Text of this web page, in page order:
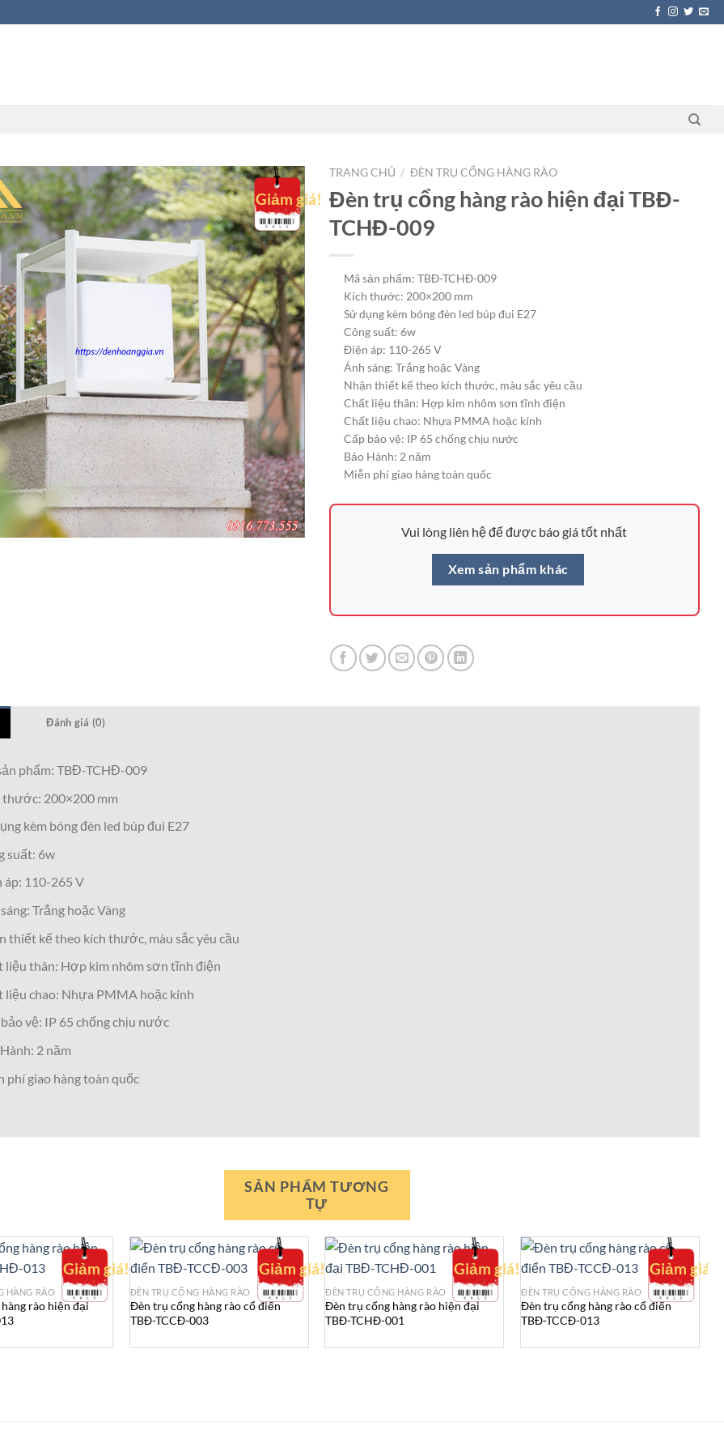
Giảm giá!
TRANG CHỦ / ĐÈN TRỤ CỔNG HÀNG RÀO
Đèn trụ cổng hàng rào hiện đại TBĐ-
TCHĐ-009
Mã sản phẩm: TBĐ-TCHĐ-009
Kích thước: 200×200 mm
Sử dụng kèm bóng đèn led búp đui E27
Công suất: 6w
Điện áp: 110-265 V
Ánh sáng: Trắng hoặc Vàng
Nhận thiết kế theo kích thước, màu sắc yêu cầu
Chất liệu thân: Hợp kim nhôm sơn tĩnh điện
Chất liệu chao: Nhựa PMMA hoặc kính
Cấp bảo vệ: IP 65 chống chịu nước
Bảo Hành: 2 năm
Miễn phí giao hàng toàn quốc
Vui lòng liên hệ để được báo giá tốt nhất
Xem sản phẩm khác
Đánh giá (0)
phẩm: TBĐ-TCHĐ-009
thước: 200×200 mm
kèm bóng đèn led búp đui E27
suất: 6w
110-265 V
Trắng hoặc Vàng
thiết kế theo kích thước, màu sắc yêu cầu
liệu thân: Hợp kim nhôm sơn tĩnh điện
liệu chao: Nhựa PMMA hoặc kính
vệ: IP 65 chống chịu nước
2 năm
phí giao hàng toàn quốc
SẢN PHẨM TƯƠNG
TỰ
Giảm giá!
HÀNG RÀO
rào hiện đại
Giảm giá!
ĐÈN TRỤ CỔNG HÀNG RÀO
Đèn trụ cổng hàng rào cổ điển
TBĐ-TCCĐ-003
Giảm giá!
ĐÈN TRỤ CỔNG HÀNG RÀO
Đèn trụ cổng hàng rào hiện đại
TBĐ-TCHĐ-001
Giảm giá!
ĐÈN TRỤ CỔNG HÀNG RÀO
Đèn trụ cổng hàng rào cổ điển
TBĐ-TCCĐ-013